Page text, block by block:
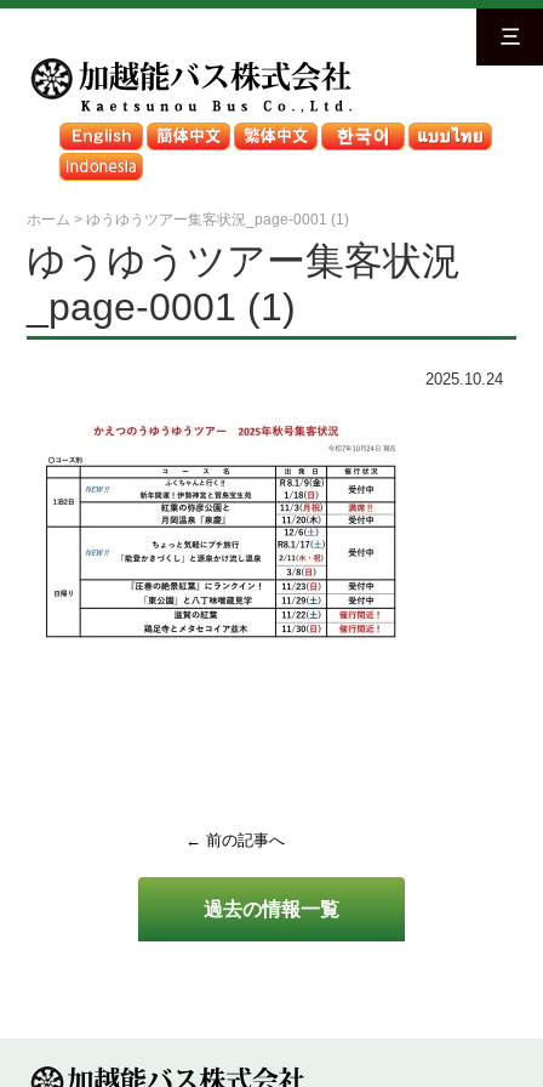
三
ホーム > ゆうゆうツアー集客状況_page-0001 (1)
過去の情報一覧
ゆうゆうツアー集客状況
_page-0001 (1)
2025.10.24
← 前の記事へ